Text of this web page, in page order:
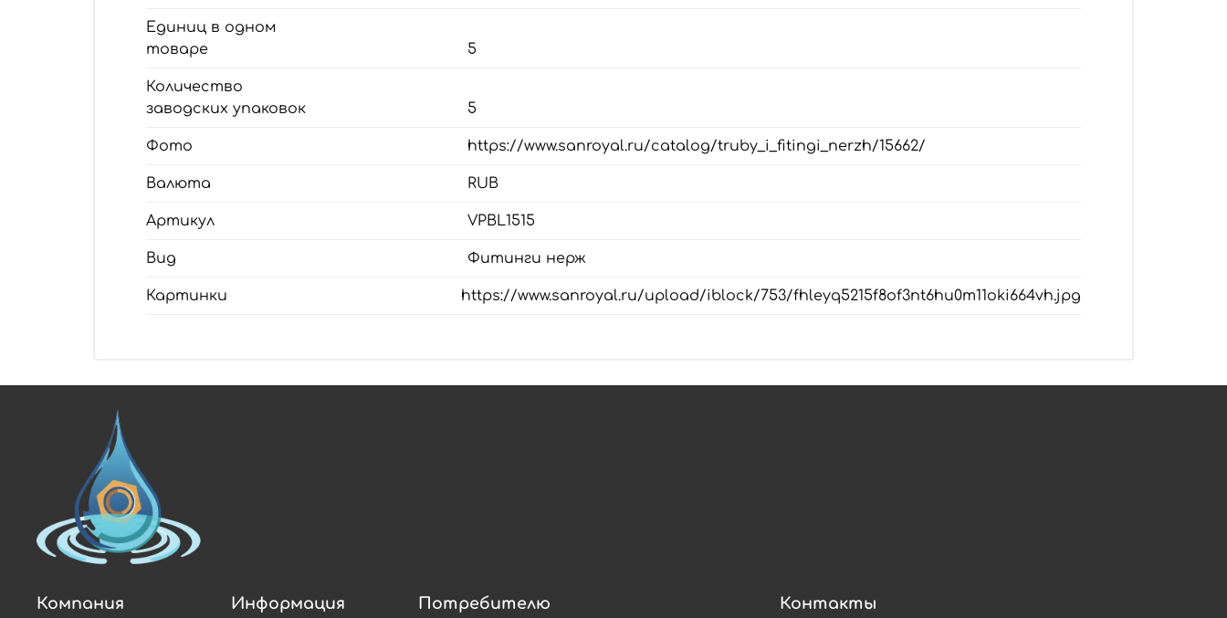
Единиц в одном
товаре
5
Количество
заводских упаковок
5
Фото https://www.sanroyal.ru/catalog/truby_i_fitingi_nerzh/15662/
Валюта RUB
Артикул VPBL1515
Вид Фитинги нерж
Картинки https://www.sanroyal.ru/upload/iblock/753/fhleyq5215f8of3nt6hu0m11oki664vh.jpg
Компания Информация Потребителю Контакты